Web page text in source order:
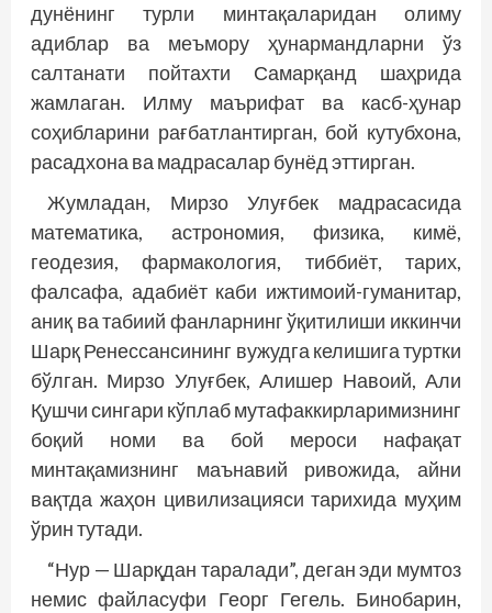
дунёнинг турли минтақаларидан олиму
адиблар ва меъмору ҳунармандларни ўз
салтанати пойтахти Самарқанд шаҳрида
жамлаган. Илму маърифат ва касб-ҳунар
соҳибларини рағбатлантирган, бой кутубхона,
расадхона ва мадрасалар бунёд эттирган.
Жумладан, Мирзо Улуғбек мадрасасида
математика, астрономия, физика, кимё,
геодезия, фармакология, тиббиёт, тарих,
фалсафа, адабиёт каби ижтимоий-гуманитар,
аниқ ва табиий фанларнинг ўқитилиши иккинчи
Шарқ Ренессансининг вужудга келишига туртки
бўлган. Мирзо Улуғбек, Алишер Навоий, Али
Қушчи сингари кўплаб мутафаккирларимизнинг
боқий номи ва бой мероси нафақат
минтақамизнинг маънавий ривожида, айни
вақтда жаҳон цивилизацияси тарихида муҳим
ўрин тутади.
“Нур — Шарқдан таралади”, деган эди мумтоз
немис файласуфи Георг Гегель. Бинобарин,